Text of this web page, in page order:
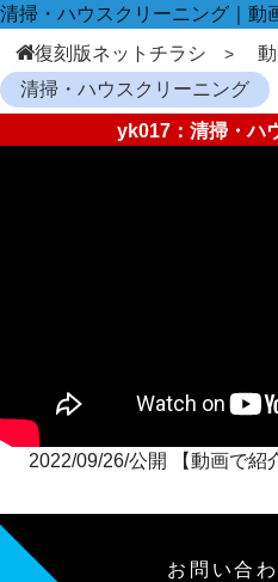
清掃・ハウスクリーニング｜動
復刻版ネットチラシ
清掃・ハウスクリーニング
yk017：清掃・ハ
2022/09/26/公開 【動画で紹
お問い合